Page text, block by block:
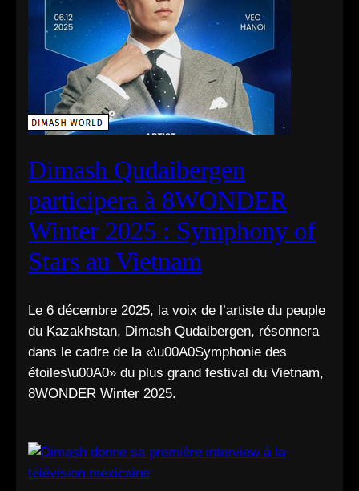
Dimash Qudaibergen
participera à 8WONDER
Winter 2025 : Symphony of
Stars au Vietnam
Le 6 décembre 2025, la voix de l’artiste du peuple
du Kazakhstan, Dimash Qudaibergen, résonnera
dans le cadre de la «\u00A0Symphonie des
étoiles\u00A0» du plus grand festival du Vietnam,
8WONDER Winter 2025.